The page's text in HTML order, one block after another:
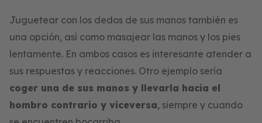
Juguetear con los dedos de sus manos también es
una opción, así como masajear las manos y los pies
lentamente. En ambos casos es interesante atender a
sus respuestas y reacciones. Otro ejemplo sería
coger una de sus manos y llevarla hacia el
hombro contrario y viceversa, siempre y cuando